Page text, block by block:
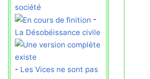
société
-
La Désobéissance civile
- Les Vices ne sont pas